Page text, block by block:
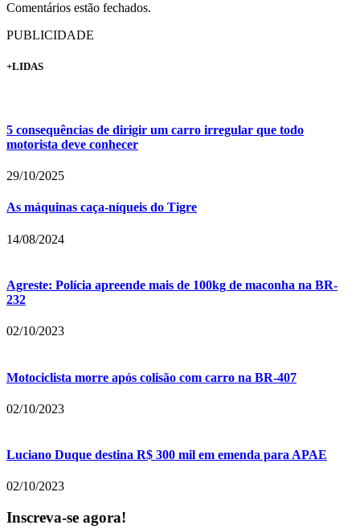
Comentários estão fechados.
PUBLICIDADE
+LIDAS
5 consequências de dirigir um carro irregular que todo
motorista deve conhecer
29/10/2025
As máquinas caça-níqueis do Tigre
14/08/2024
Agreste: Polícia apreende mais de 100kg de maconha na BR-
232
02/10/2023
Motociclista morre após colisão com carro na BR-407
02/10/2023
Luciano Duque destina R$ 300 mil em emenda para APAE
02/10/2023
Inscreva-se agora!